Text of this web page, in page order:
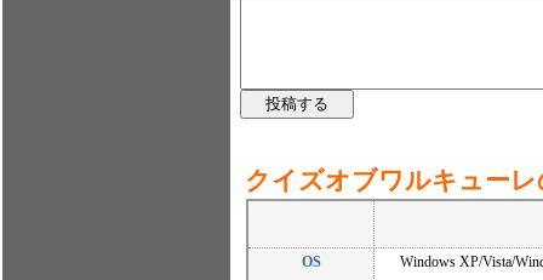
クイズオブワルキュー
OS Windows XP/Vista/